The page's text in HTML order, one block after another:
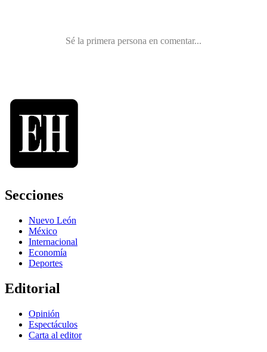
Secciones
Nuevo León
México
Internacional
Economía
Deportes
Editorial
Opinión
Espectáculos
Carta al editor